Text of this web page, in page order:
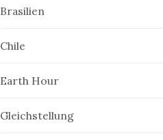
Brasilien
Chile
Earth Hour
Gleichstellung